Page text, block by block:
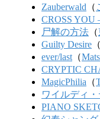
Zauberwald （
CROSS YOU
尸解の方法 （
Guilty Desire （
ever/last （
CRYPTIC
MagicPhilia （
ワイルディ
PIANO